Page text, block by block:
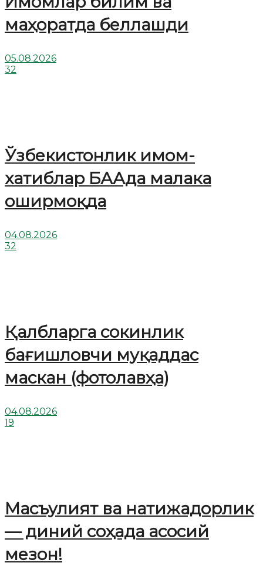
маҳоратда беллашди
05.08.2026
32
Ўзбекистонлик имом-
хатиблар БААда малака
оширмоқда
04.08.2026
32
Қалбларга сокинлик
бағишловчи муқаддас
маскан (фотолавҳа)
04.08.2026
19
Масъулият ва натижадорлик
— диний соҳада асосий
мезон!